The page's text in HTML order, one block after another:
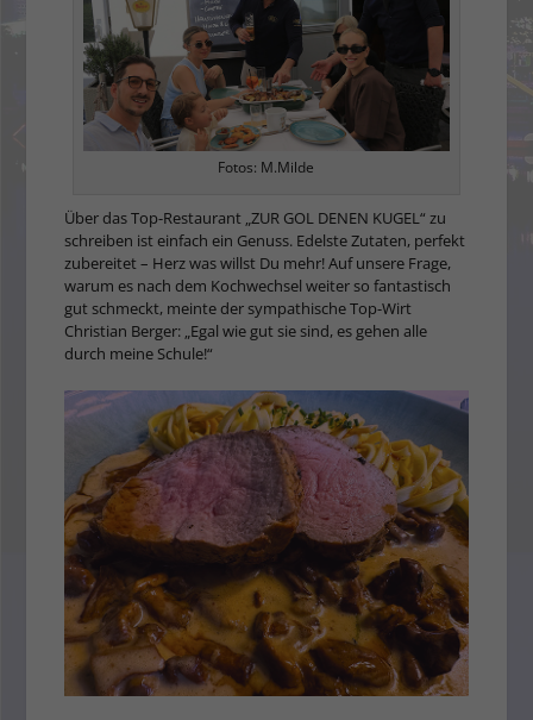
Fotos: M.Milde
Über das Top-Restaurant „ZUR GOL DENEN KUGEL“ zu
schreiben ist einfach ein Genuss. Edelste Zutaten, perfekt
zubereitet – Herz was willst Du mehr! Auf unsere Frage,
warum es nach dem Kochwechsel weiter so fantastisch
gut schmeckt, meinte der sympathische Top-Wirt
Christian Berger: „Egal wie gut sie sind, es gehen alle
durch meine Schule!“